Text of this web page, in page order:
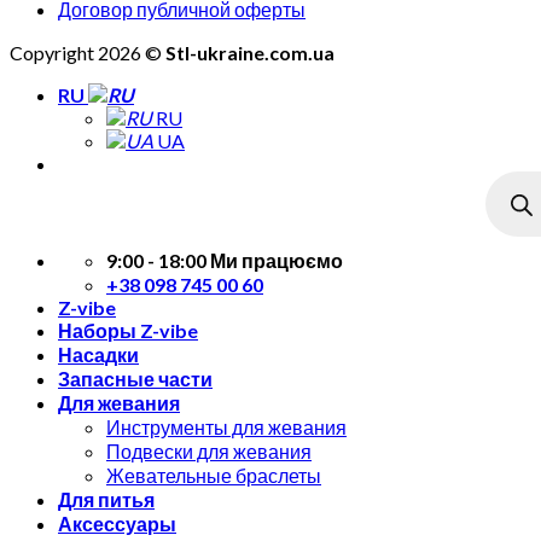
Договор публичной оферты
Copyright 2026 ©Stl-ukraine.com.ua
RU
RU
UA
9:00 - 18:00 Ми працюємо
+38 098 745 00 60
Z-vibe
Наборы Z-vibe
Насадки
Запасные части
Для жевания
Инструменты для жевания
Подвески для жевания
Жевательные браслеты
Для питья
Аксессуары